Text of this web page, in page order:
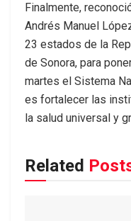
Finalmente,
Andrés Manuel
23 estados de la
de Sonora, para
martes el Sistema
es fortalecer las
la salud universal y
Related